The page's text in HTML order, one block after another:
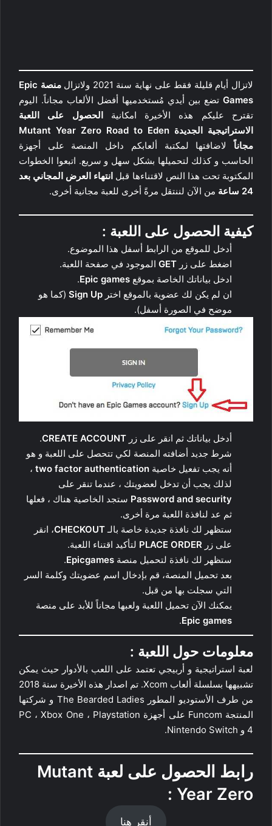
لاتزال أيام قليلة فقط على نهاية سنة 2021 ولاتزال
منصة Epic
Games تضع بين أيدي مُستخدميها أفضل الألعاب مجاناً. اليوم
تقترح عليكم هذه الأخيرة امكانيةالحصول على اللعبة
الاستراتيجية الجديدة Mutant Year Zero Road to Eden
مجاناًلاضافتها لمكتبة ألعابكم داخل المنصة على أجهزة
الحاسب و كذلك لتحميلها بشكل سهل و سريع. اتبعوا الخطوات
المكتوبة تحت هذا النص لاقتناءها قبل انتهاء العرض المجاني بعد
24 ساعة
من الآن لننتقل مرةً أخرى للعبة مجانية أخرى.
كيفية الحصول على اللعبة :
أدخل للموقع من الرابط أسفل هذا الموضوع.
اضغط على زر GET الموجود في صفحة اللعبة.
ادخل بياناتك الخاصة بموقع Epic games
.
ان لم يكن لك عضوية بالموقع اختر Sign Up (كما هو
موضح في الصورة أسفل).
أدخل بياناتك ثم انقر على زر CREATE ACCOUNT
.
شرط جديد أضافته المنصة لكي تتحصل على اللعبة و هو
أنه يجب تفعيل خاصية two factor authentication ،
لذلك يجب أن تدخل لعضويتك ، عندما تنقر على
Password and security ستجد الخاصية هناك ، فعلها
ثم عد لنافذة اللعبة مرة أخرى.
ستظهر لك نافذة جديدة خاصة بالـCHECKOUT، انقر
على زر PLACE ORDER لتأكيد اقتناء اللعبة.
ستظهر لك نافذة لتحميل منصة Epicgames
.
بعد تحميل المنصة، قم بإدخال اسم عضويتك وكلمة السر
التي سجلت بها من قبل.
يمكنك الآن تحميل اللعبة ولعبها مجاناً للأبد على منصة
Epic games
.
معلومات حول اللعبة :
لعبة استراتيجية و أربيجي تعتمد على اللعب بالأدوار حيث يمكن
تشبيهها بسلسلة ألعاب Xcom. تم اصدار هذه الأخيرة سنة 2018
من طرف الأستوديو المطور The Bearded Ladies و شركتها
المنتجة Funcom على أجهزة PC ، Xbox One ، Playstation
4 و Nintendo Switch.
رابط الحصول على لعبة Mutant
Year Zero
:
أنقر هنا